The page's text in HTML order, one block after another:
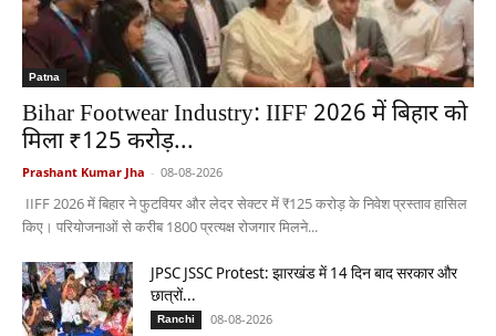
Patna
Bihar Footwear Industry: IIFF 2026 में बिहार को
मिला ₹125 करोड़...
Prashant Kumar Jha - 08-08-2026
IIFF 2026 में बिहार ने फुटवियर और लेदर सेक्टर में ₹125 करोड़ के निवेश प्रस्ताव हासिल
किए। परियोजनाओं से करीब 1800 प्रत्यक्ष रोजगार मिलने...
JPSC JSSC Protest: झारखंड में 14 दिन बाद सरकार और
छात्रों...
Ranchi 08-08-2026